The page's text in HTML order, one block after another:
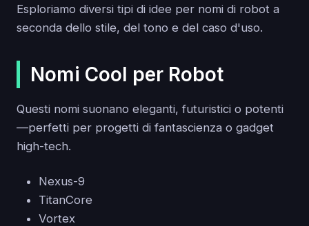
Esploriamo diversi tipi di idee per nomi di robot a
seconda dello stile, del tono e del caso d'uso.
Nomi Cool per Robot
Questi nomi suonano eleganti, futuristici o potenti
—perfetti per progetti di fantascienza o gadget
high-tech.
Nexus-9
TitanCore
Vortex